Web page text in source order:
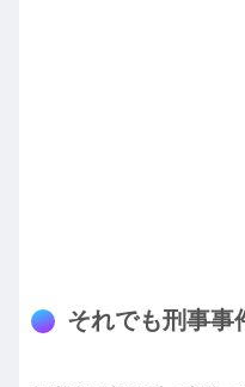
それでも刑事事